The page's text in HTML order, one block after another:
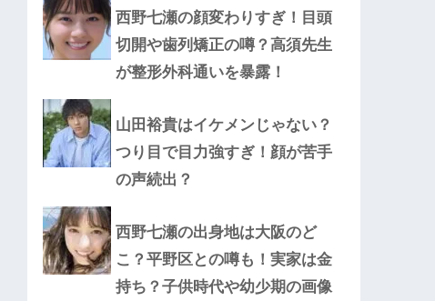
西野七瀬の顔変わりすぎ！目頭
切開や歯列矯正の噂？高須先生
が整形外科通いを暴露！
山田裕貴はイケメンじゃない？
つり目で目力強すぎ！顔が苦手
の声続出？
西野七瀬の出身地は大阪のど
こ？平野区との噂も！実家は金
持ち？子供時代や幼少期の画像